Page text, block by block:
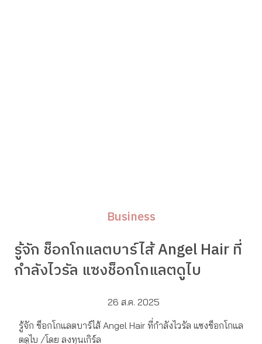
Business
รู้จัก ช็อกโกแลตบาร์ไส้ Angel Hair ที่
กำลังไวรัล แซงช็อกโกแลตดูไบ
26 ส.ค. 2025
รู้จัก ช็อกโกแลตบาร์ไส้ Angel Hair ที่กำลังไวรัล แซงช็อกโกแล
ตดูไบ /โดย ลงทุนเกิร์ล